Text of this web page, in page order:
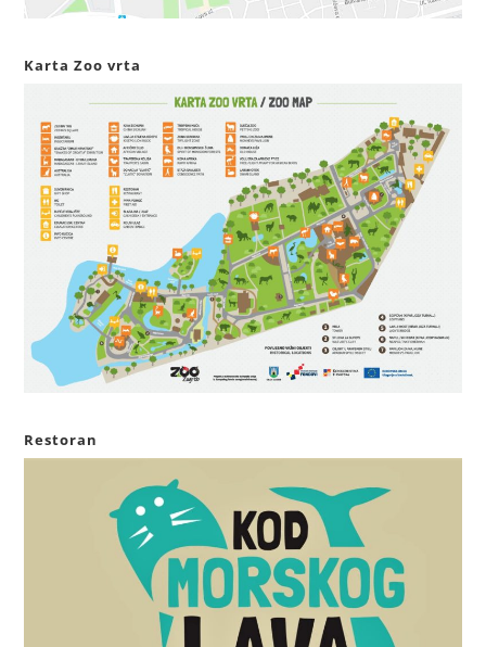
Karta Zoo vrta
Restoran